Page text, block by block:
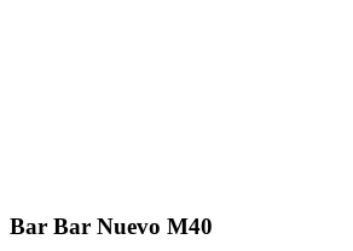
Bar Bar Nuevo M40